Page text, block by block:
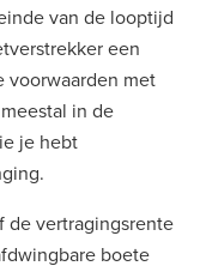
van de looptijd
een
voorwaarden met
in de
je hebt
de vertragingsrente
boete